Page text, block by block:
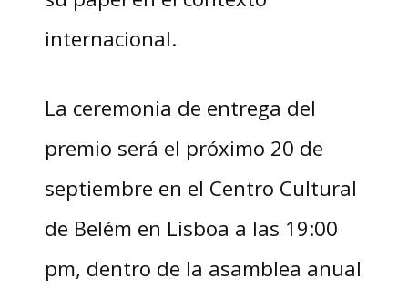
internacional.
La ceremonia de entrega del
premio será el próximo 20 de
septiembre en el Centro Cultural
de Belém en Lisboa a las 19:00
pm, dentro de la asamblea anual